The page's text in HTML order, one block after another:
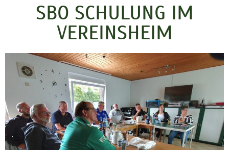
SBO SCHULUNG IM
VEREINSHEIM